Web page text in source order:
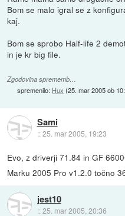
Bom se malo igral se z
kaj.
Bom se sprobo Half-life 2
in je kr big file.
Zgodovina sprememb…
spremenilo: Hux (25. mar 2005 ob
Sami
::25. mar 2005, 19:23
Evo, z driverji 71.84 in GF
Marku 2005 Pro v1.2.0 točno
jest10
::25. mar 2005, 20:36